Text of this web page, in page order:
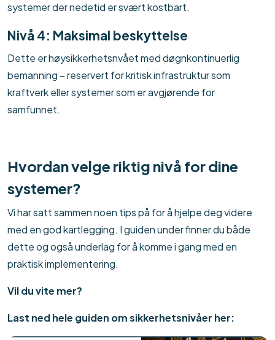
systemer der nedetid er svært kostbart.
Nivå 4: Maksimal beskyttelse
Dette er høysikkerhetsnvået med døgnkontinuerlig
bemanning – reservert for kritisk infrastruktur som
kraftverk eller systemer som er avgjørende for
samfunnet.
Hvordan velge riktig nivå for dine
systemer?
Vi har satt sammen noen tips på for å hjelpe deg videre
med en god kartlegging. I guiden under finner du både
dette og også underlag for å komme i gang med en
praktisk implementering.
Vil du vite mer?
Last ned hele guiden om sikkerhetsnivåer her: